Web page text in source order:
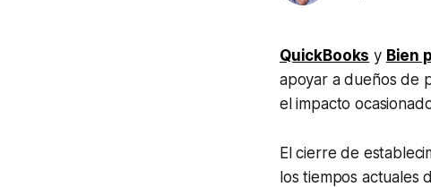
QuickBooks y Bien
apoyar a dueños de
el impacto
El cierre de
los tiempos actuales